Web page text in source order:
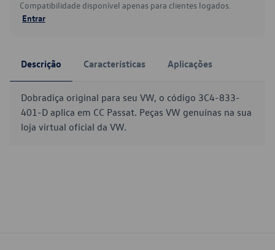
Compatibilidade disponível apenas para clientes logados.
Entrar
Descrição Características Aplicações
Dobradiça original para seu VW, o código 3C4-833-
401-D aplica em CC Passat. Peças VW genuínas na sua
loja virtual oficial da VW.